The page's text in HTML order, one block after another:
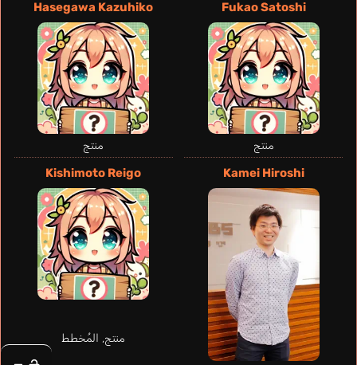
Fukao Satoshi
منتج
Hasegawa Kazuhiko
منتج
Kamei Hiroshi
Kishimoto Reigo
منتج, المُخطط
Oshiro
Inase Aoi